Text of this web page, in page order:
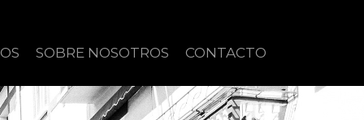
SOBRE NOSOTROS CONTACTO